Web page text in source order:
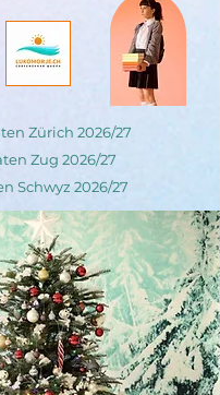
Zürich 2026/27
Zug 2026/27
Schwyz 2026/27